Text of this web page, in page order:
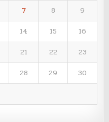
7 8
9
14 15
16
21 22
23
28 29
30